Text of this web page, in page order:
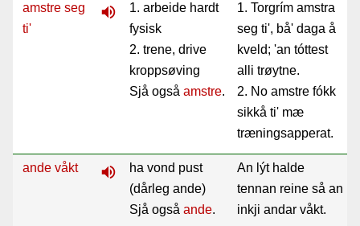
amstre seg
ti'
volume_up
1. arbeide hardt
fysisk
2. trene, drive
kroppsøving
Sjå også amstre.
1. Torgrím amstra
seg ti', bå' daga å
kveld; 'an tóttest
alli trøytne.
2. No amstre fókk
sikkå ti' mæ
træningsapperat.
ande våkt volume_up
ha vond pust
(dårleg ande)
Sjå også ande.
An lýt halde
tennan reine så an
inkji andar våkt.